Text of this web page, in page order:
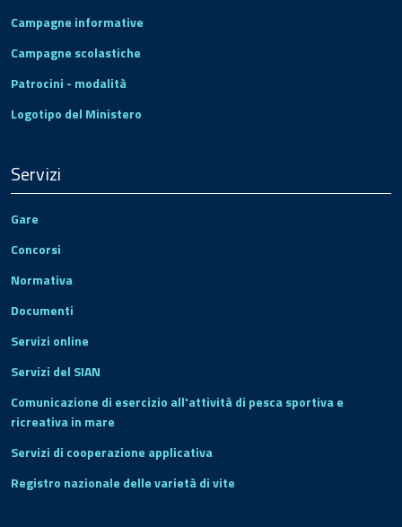
Campagne informative
Campagne scolastiche
Patrocini - modalità
Logotipo del Ministero
Servizi
Gare
Concorsi
Normativa
Documenti
Servizi online
Servizi del SIAN
Comunicazione di esercizio all'attività di pesca sportiva e
ricreativa in mare
Servizi di cooperazione applicativa
Registro nazionale delle varietà di vite